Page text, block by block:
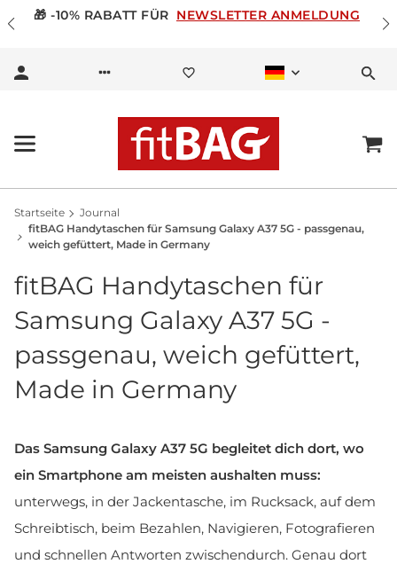
🎁 -10% RABATT FÜR NEWSLETTER ANMELDUNG
Startseite
Journal
fitBAG Handytaschen für Samsung Galaxy A37 5G - passgenau,
weich gefüttert, Made in Germany
fitBAG Handytaschen für
Samsung Galaxy A37 5G -
passgenau, weich gefüttert,
Made in Germany
Das Samsung Galaxy A37 5G begleitet dich dort, wo
ein Smartphone am meisten aushalten muss:
unterwegs, in der Jackentasche, im Rucksack, auf dem
Schreibtisch, beim Bezahlen, Navigieren, Fotografieren
und schnellen Antworten zwischendurch. Genau dort